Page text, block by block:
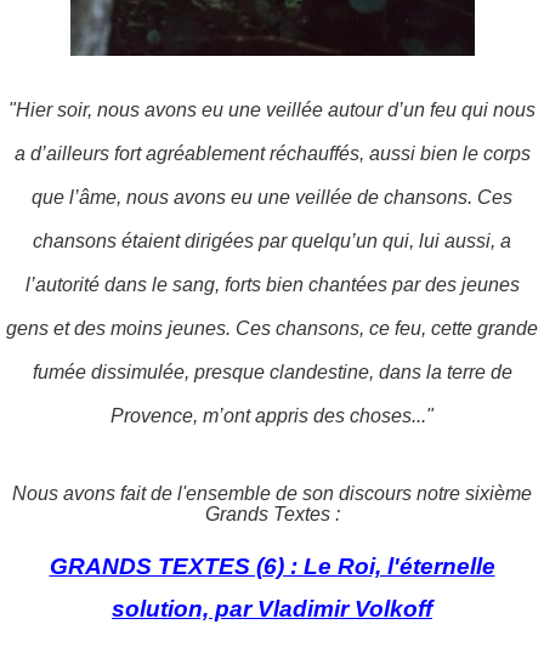
"Hier soir, nous avons eu une veillée autour d’un feu qui nous
a d’ailleurs fort agréablement réchauffés, aussi bien le corps
que l’âme, nous avons eu une veillée de chansons. Ces
chansons étaient dirigées par quelqu’un qui, lui aussi, a
l’autorité dans le sang, forts bien chantées par des jeunes
gens et des moins jeunes. Ces chansons, ce feu, cette grande
fumée dissimulée, presque clandestine, dans la terre de
Provence, m’ont appris des choses..."
Nous avons fait de l'ensemble de son discours notre sixième
Grands Textes :
GRANDS TEXTES (6) : Le Roi, l'éternelle
solution, par Vladimir Volkoff